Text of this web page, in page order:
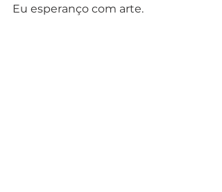
Eu esperanço com arte.